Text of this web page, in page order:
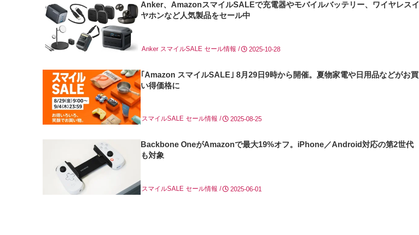
Anker、AmazonスマイルSALEで充電器やモバイルバッテリー、ワイヤレスイ
ヤホンなど人気製品をセール中
2025-10-28
Anker スマイルSALE セール情報
｢Amazon スマイルSALE｣ 8月29日9時から開催。夏物家電や日用品などがお買
い得価格に
2025-08-25
スマイルSALE セール情報
Backbone OneがAmazonで最大19%オフ。iPhone／Android対応の第2世代
も対象
2025-06-01
スマイルSALE セール情報